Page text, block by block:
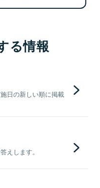
る情報
日の新しい順に掲載
えします。